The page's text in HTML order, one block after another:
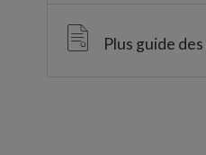
Plus guide